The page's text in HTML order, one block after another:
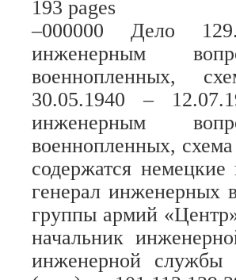
193 pages
–000000 Дело
инженерным
военнопленных,
30.05.1940 –
инженерным
военнопленных,
содержатся
генерал инженерных
группы армий
начальник
инженерной службы